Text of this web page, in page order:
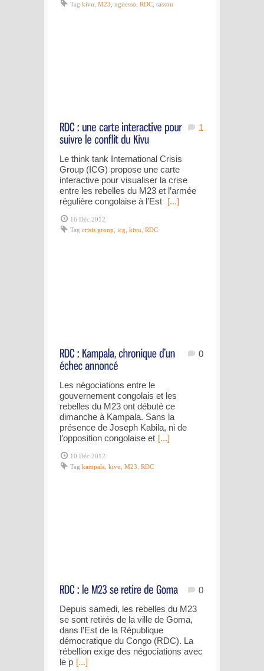
Tag kivu M23 nguesso RDC sassou
1
Le think tank International Crisis
Group (ICG) propose une carte
interactive pour visualiser la crise
entre les rebelles du M23 et l’armée
régulière congolaise à l’Est [...]
16 Déc 2012
Tag crisis group icg kivu RDC
0
Les négociations entre le
gouvernement congolais et les
rebelles du M23 ont débuté ce
dimanche à Kampala. Sans la
présence de Joseph Kabila, ni de
l’opposition congolaise et [...]
10 Déc 2012
Tag kampala kivu M23 RDC
0
Depuis samedi, les rebelles du M23
se sont retirés de la ville de Goma,
dans l’Est de la République
démocratique du Congo (RDC). La
rébellion exige des négociations avec
le p [...]